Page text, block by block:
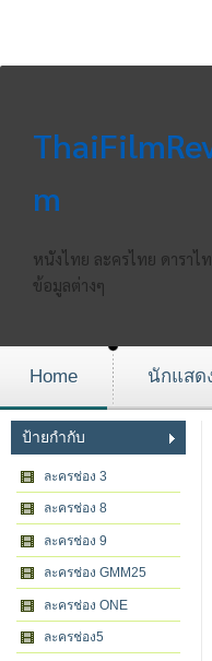
m
หนังไทย ละครไทย ดาราไ
ข้อมูลต่างๆ
Home นักแสด
ป้ายกำกับ
ละครช่อง 3
ละครช่อง 8
ละครช่อง 9
ละครช่อง GMM25
ละครช่อง ONE
ละครช่อง5